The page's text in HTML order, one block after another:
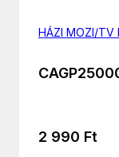
HÁZI MOZI/TV
2 990 Ft